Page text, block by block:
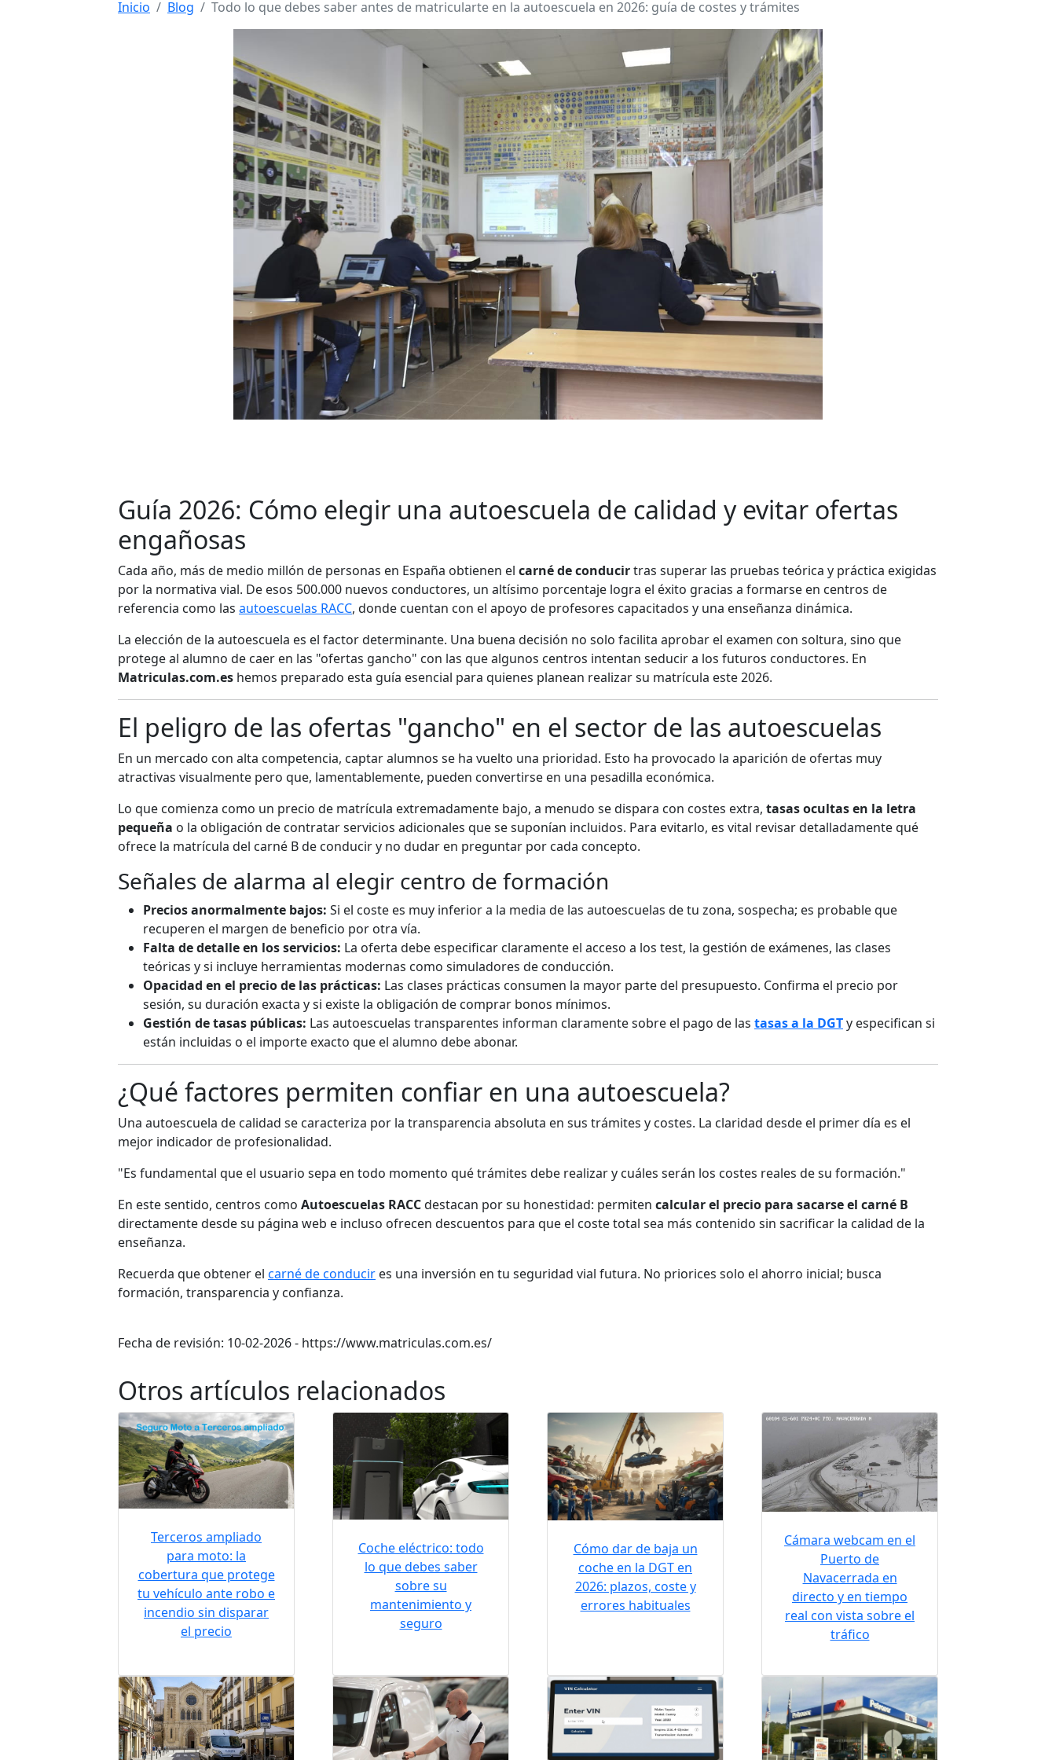
Inicio Blog Todo lo que debes saber antes de matricularte en la autoescuela en 2026: guía de costes y trámites
Guía 2026: Cómo elegir una autoescuela de calidad y evitar ofertas
engañosas
Cada año, más de medio millón de personas en España obtienen el carné de conducirtras superar las pruebas teórica y práctica exigidas
por la normativa vial. De esos 500.000 nuevos conductores, un altísimo porcentaje logra el éxito gracias a formarse en centros de
referencia como las autoescuelas RACC, donde cuentan con el apoyo de profesores capacitados y una enseñanza dinámica.
La elección de la autoescuela es el factor determinante. Una buena decisión no solo facilita aprobar el examen con soltura, sino que
protege al alumno de caer en las "ofertas gancho" con las que algunos centros intentan seducir a los futuros conductores. En
Matriculas.com.es hemos preparado esta guía esencial para quienes planean realizar su matrícula este 2026.
El peligro de las ofertas "gancho" en el sector de las autoescuelas
En un mercado con alta competencia, captar alumnos se ha vuelto una prioridad. Esto ha provocado la aparición de ofertas muy
atractivas visualmente pero que, lamentablemente, pueden convertirse en una pesadilla económica.
Lo que comienza como un precio de matrícula extremadamente bajo, a menudo se dispara con costes extra, tasas ocultas en la letra
pequeña o la obligación de contratar servicios adicionales que se suponían incluidos. Para evitarlo, es vital revisar detalladamente qué
ofrece la matrícula del carné B de conducir y no dudar en preguntar por cada concepto.
Señales de alarma al elegir centro de formación
Precios anormalmente bajos: Si el coste es muy inferior a la media de las autoescuelas de tu zona, sospecha; es probable que
recuperen el margen de beneficio por otra vía.
Falta de detalle en los servicios: La oferta debe especificar claramente el acceso a los test, la gestión de exámenes, las clases
teóricas y si incluye herramientas modernas como simuladores de conducción.
Opacidad en el precio de las prácticas: Las clases prácticas consumen la mayor parte del presupuesto. Confirma el precio por
sesión, su duración exacta y si existe la obligación de comprar bonos mínimos.
Gestión de tasas públicas: Las autoescuelas transparentes informan claramente sobre el pago de las tasas a la DGTy especifican si
están incluidas o el importe exacto que el alumno debe abonar.
¿Qué factores permiten confiar en una autoescuela?
Una autoescuela de calidad se caracteriza por la transparencia absoluta en sus trámites y costes. La claridad desde el primer día es el
mejor indicador de profesionalidad.
"Es fundamental que el usuario sepa en todo momento qué trámites debe realizar y cuáles serán los costes reales de su formación."
En este sentido, centros como Autoescuelas RACCdestacan por su honestidad: permiten calcular el precio para sacarse el carné B
directamente desde su página web e incluso ofrecen descuentos para que el coste total sea más contenido sin sacrificar la calidad de la
enseñanza.
Recuerda que obtener el carné de conducir es una inversión en tu seguridad vial futura. No priorices solo el ahorro inicial; busca
formación, transparencia y confianza.
Fecha de revisión: 10-02-2026 - https://www.matriculas.com.es/
Otros artículos relacionados
Terceros ampliado
para moto: la
cobertura que protege
tu vehículo ante robo e
incendio sin disparar
el precio
Coche eléctrico: todo
lo que debes saber
sobre su
mantenimiento y
seguro
Cómo dar de baja un
coche en la DGT en
2026: plazos, coste y
errores habituales
Cámara webcam en el
Puerto de
Navacerrada en
directo y en tiempo
real con vista sobre el
tráfico